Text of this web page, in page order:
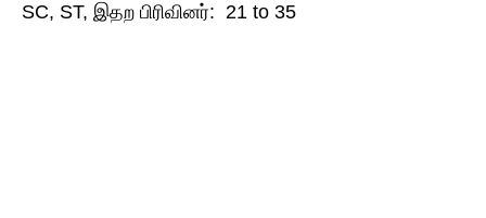
SC, ST, இதற​ பிரிவினர்: 21 to 35